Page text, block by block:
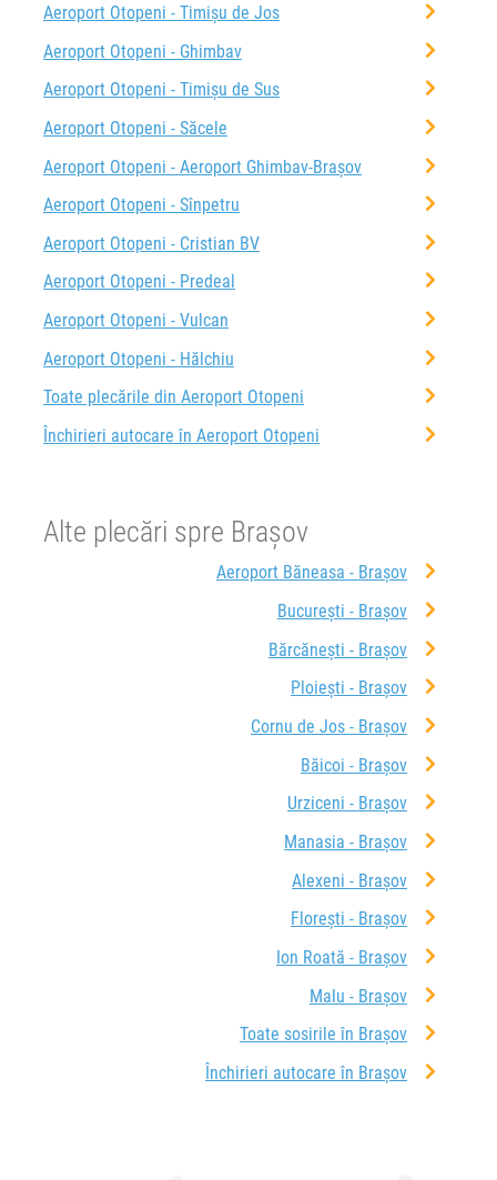
Aeroport Otopeni - Timișu de Jos
Aeroport Otopeni - Ghimbav
Aeroport Otopeni - Timișu de Sus
Aeroport Otopeni - Săcele
Aeroport Otopeni - Aeroport Ghimbav-Brașov
Aeroport Otopeni - Sînpetru
Aeroport Otopeni - Cristian BV
Aeroport Otopeni - Predeal
Aeroport Otopeni - Vulcan
Aeroport Otopeni - Hălchiu
Toate plecările din Aeroport Otopeni
Închirieri autocare în Aeroport Otopeni
Alte plecări spre Brașov
Aeroport Băneasa - Brașov
București - Brașov
Bărcănești - Brașov
Ploiești - Brașov
Cornu de Jos - Brașov
Băicoi - Brașov
Urziceni - Brașov
Manasia - Brașov
Alexeni - Brașov
Florești - Brașov
Ion Roată - Brașov
Malu - Brașov
Toate sosirile în Brașov
Închirieri autocare în Brașov